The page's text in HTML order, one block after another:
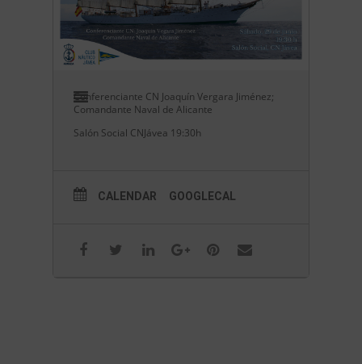
Conferenciante CN Joaquín Vergara Jiménez;
Comandante Naval de Alicante
Salón Social CNJávea 19:30h
CALENDAR GOOGLECAL